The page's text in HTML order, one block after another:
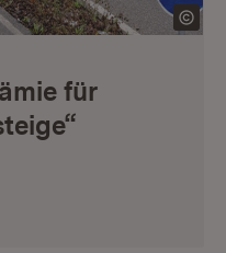
für